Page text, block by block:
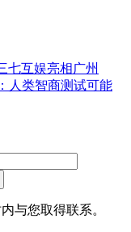
七互娱亮相广州
人类智商测试可能
与您取得联系。